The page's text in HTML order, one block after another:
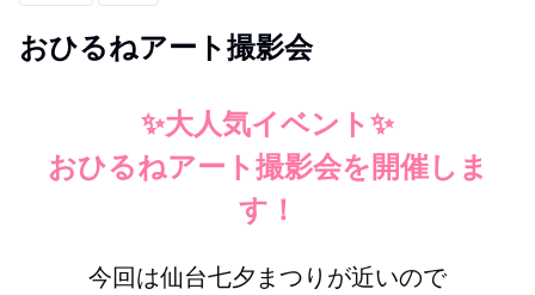
おひるねアート撮影会
✨大人気イベント✨
おひるねアート撮影会を開催しま
す！
今回は仙台七夕まつりが近いので